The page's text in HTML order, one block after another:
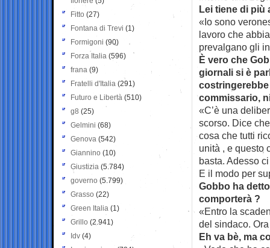
Lei tiene di più
«Io sono
lavoro che
prevalgano gli
È vero che
giornali si è
commissario,
«C’è una
scorso. Dice
cosa che tutti
unità , e questo
basta. Adesso
E il modo per
Gobbo ha
comporterà ?
«Entro la
del sindaco.
Eh va bè, ma
Fitto (27)
Fontana di Trevi (1)
Formigoni (90)
Forza Italia (596)
frana (9)
Fratelli d'Italia (291)
Futuro e Libertà (510)
g8 (25)
Gelmini (68)
Genova (542)
Giannino (10)
Giustizia (5.784)
governo (5.799)
Grasso (22)
Green Italia (1)
Grillo (2.941)
Idv (4)